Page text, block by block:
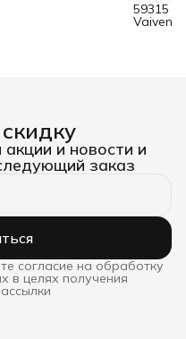
59315
Vaiven
и новости и
заказ
согласие на обработку
в целях получения